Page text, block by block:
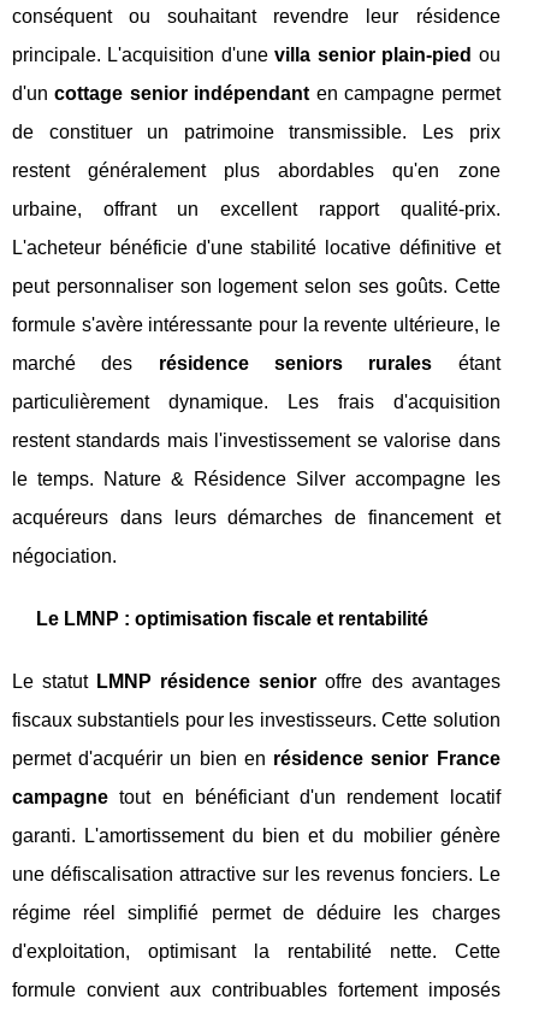
conséquent ou souhaitant revendre leur résidence
principale. L'acquisition d'unevilla senior plain-pied ou
d'uncottage senior indépendant en campagne permet
de constituer un patrimoine transmissible. Les prix
restent généralement plus abordables qu'en zone
urbaine, offrant un excellent rapport qualité-prix.
L'acheteur bénéficie d'une stabilité locative définitive et
peut personnaliser son logement selon ses goûts. Cette
formule s'avère intéressante pour la revente ultérieure, le
marché des résidence seniors rurales étant
particulièrement dynamique. Les frais d'acquisition
restent standards mais l'investissement se valorise dans
le temps. Nature & Résidence Silver accompagne les
acquéreurs dans leurs démarches de financement et
négociation.
Le LMNP : optimisation fiscale et rentabilité
Le statut LMNP résidence senior offre des avantages
fiscaux substantiels pour les investisseurs. Cette solution
permet d'acquérir un bien en résidence senior France
campagne tout en bénéficiant d'un rendement locatif
garanti. L'amortissement du bien et du mobilier génère
une défiscalisation attractive sur les revenus fonciers. Le
régime réel simplifié permet de déduire les charges
d'exploitation, optimisant la rentabilité nette. Cette
formule convient aux contribuables fortement imposés